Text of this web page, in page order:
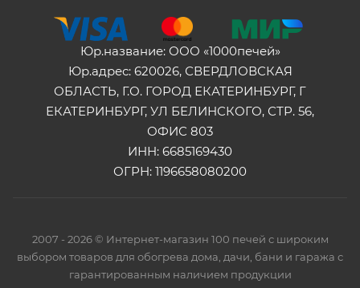
Юр.название: ООО «1000печей»
Юр.адрес: 620026, СВЕРДЛОВСКАЯ
ОБЛАСТЬ, Г.О. ГОРОД ЕКАТЕРИНБУРГ, Г
ЕКАТЕРИНБУРГ, УЛ БЕЛИНСКОГО, СТР. 56,
ОФИС 803
ИНН: 6685169430
ОГРН: 1196658080200
2007 - 2026 © Интернет-магазин 100 печей с широким
выбором товаров для обогрева дома, дачи, бани и гаража с
гарантированным наличием продукции